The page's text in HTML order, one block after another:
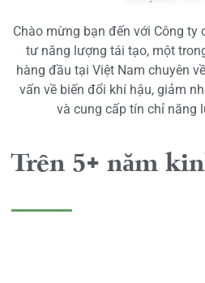
Chào mừng bạn đến với Công ty
tư năng lượng tái tạo, một
hàng đầu tại Việt Nam chuyên
vấn về biến đổi khí hậu, giảm
và cung cấp tín chỉ năng
Trên 5+ năm